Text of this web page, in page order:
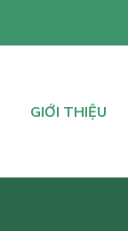
GIỚI THIỆU